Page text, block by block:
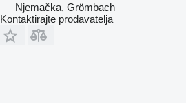
Njemačka, Grömbach
Kontaktirajte prodavatelja